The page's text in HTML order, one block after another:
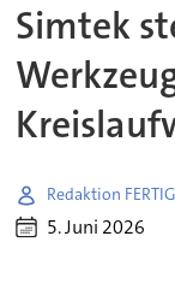
Simtek
Redaktion
5. Juni 2026